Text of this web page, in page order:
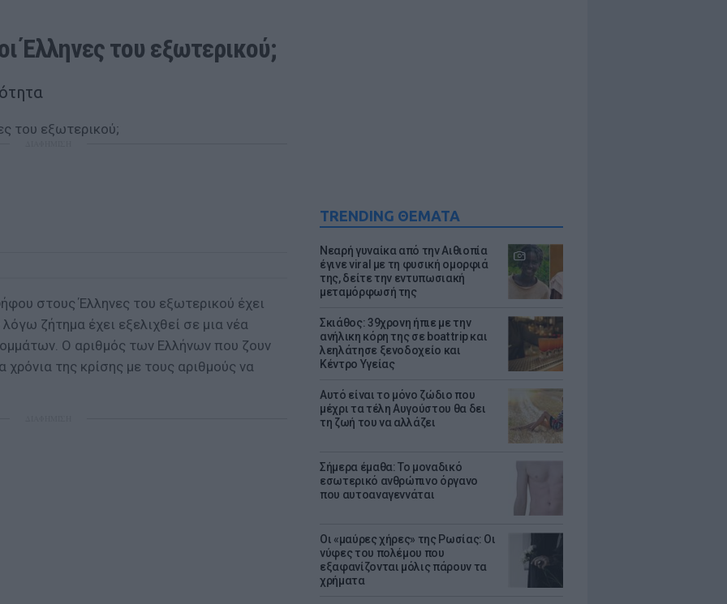
TRENDING ΘΕΜΑΤΑ
Νεαρή γυναίκα από την Αιθιοπία
έγινε viral με τη φυσική ομορφιά
της, δείτε την εντυπωσιακή
μεταμόρφωσή της
Σκιάθος: 39χρονη ήπιε με την
ανήλικη κόρη της σε boat trip και
λεηλάτησε ξενοδοχείο και
Κέντρο Υγείας
Αυτό είναι το μόνο ζώδιο που
μέχρι τα τέλη Αυγούστου θα δει
τη ζωή του να αλλάζει
Σήμερα έμαθα: Το μοναδικό
εσωτερικό ανθρώπινο όργανο
που αυτοαναγεννάται
Οι «μαύρες χήρες» της Ρωσίας: Οι
νύφες του πολέμου που
εξαφανίζονται μόλις πάρουν τα
χρήματα
Έλληνες του εξωτερικού;
στους Έλληνες του εξωτερικού έχει
ζήτημα έχει εξελιχθεί σε μια νέα
Ο αριθμός των Ελλήνων που ζουν
χρόνια της κρίσης με τους αριθμούς να